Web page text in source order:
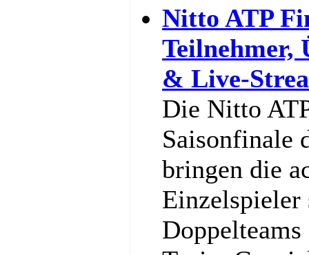
Nitto ATP
Teilnehmer,
& Live-
Die Nitto
Saisonfinale
bringen die
Einzelspieler
Doppelteams